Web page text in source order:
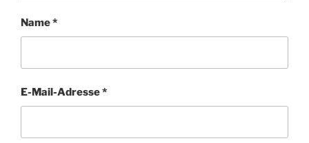
Name*
E-Mail-Adresse*